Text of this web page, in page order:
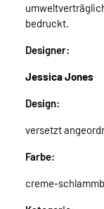
bedruckt.
Designer:
Jessica Jones
Design:
versetzt
Farbe:
creme-